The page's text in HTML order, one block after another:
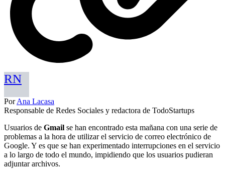
RN
PorAna Lacasa
Responsable de Redes Sociales y redactora de TodoStartups
Usuarios de Gmail se han encontrado esta mañana con una serie de
problemas a la hora de utilizar el servicio de correo electrónico de
Google. Y es que se han experimentado interrupciones en el servicio
a lo largo de todo el mundo, impidiendo que los usuarios pudieran
adjuntar archivos.